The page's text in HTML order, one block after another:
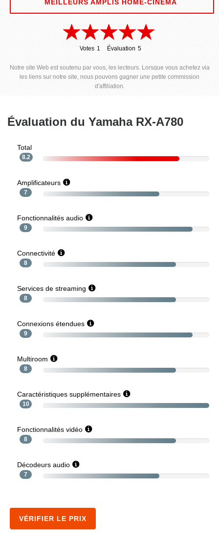
MEILLEURS AMPLIS HOME-CINÉMA
Votes 1
Évaluation 5
Notre site Web est soutenu par vous, les lecteurs. Lorsque vous achetez via
les liens sur notre site, nous pouvons gagner une petite commission
d'affiliation.
Évaluation du Yamaha RX-A780
Total
8.2
Amplificateurs
7
Fonctionnalités audio
9
Connectivité
8
Services de streaming
8
Connexions étendues
9
Multiroom
8
Caractéristiques supplémentaires
10
Fonctionnalités vidéo
8
Décodeurs audio
7
VÉRIFIER LE PRIX